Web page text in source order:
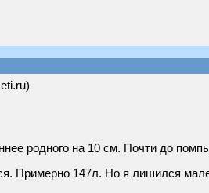
родного на 10 см. Почти до
Примерно 147л. Но я лишился